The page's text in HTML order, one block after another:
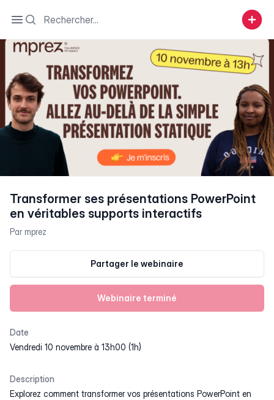
Open sidebar
Search
Transformer ses présentations PowerPoint
en véritables supports interactifs
Parmprez
Partager le webinaire
Webinaire terminé
Date
vendredi 10 novembre à 13h00 (1h)
Description
Explorez comment transformer vos présentations PowerPoint en